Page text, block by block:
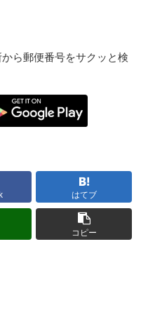
ら郵便番号をサクッと検
はてブ
コピー